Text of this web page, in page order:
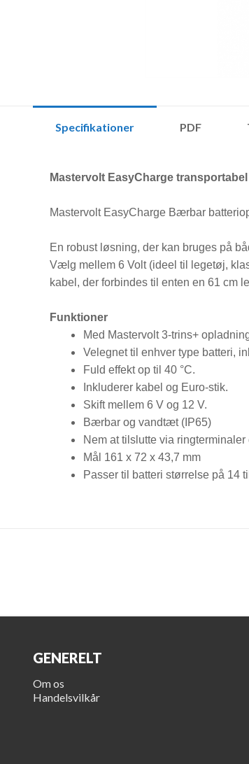
Specifikationer PDF
Mastervolt EasyCharge
Mastervolt EasyCharge Bærbar
En robust løsning, der kan bruges på
Vælg mellem 6 Volt (ideel til legetøj,
kabel, der forbindes til enten en 61 cm
Funktioner
Med Mastervolt 3-trins+
Velegnet til enhver type batteri,
Fuld effekt op til 40 °C.
Inkluderer kabel og Euro-stik.
Skift mellem 6 V og 12 V.
Bærbar og vandtæt (IP65)
Nem at tilslutte via
Mål 161 x 72 x 43,7 mm
Passer til batteri størrelse på 14
GENERELT
Om os
Handelsvilkår